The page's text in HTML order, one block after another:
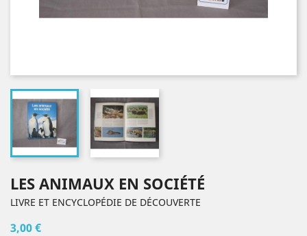
LES ANIMAUX EN SOCIÉTÉ
LIVRE ET ENCYCLOPÉDIE DE DÉCOUVERTE
3,00 €